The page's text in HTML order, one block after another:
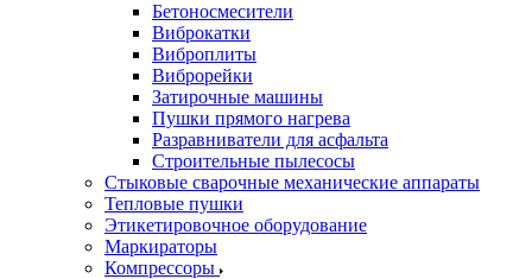
Бетоносмесители
Виброкатки
Виброплиты
Виброрейки
Затирочные машины
Пушки прямого нагрева
Разравниватели для асфальта
Строительные пылесосы
Стыковые сварочные механические аппараты
Тепловые пушки
Этикетировочное оборудование
Маркираторы
Компрессоры